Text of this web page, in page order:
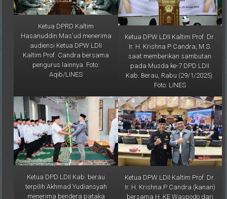
Ketua DPRD Kaltim
Hasanuddin Mas'ud menerima
audiensi Ketua DPW LDII
Kaltim Prof. Candra bersama
pengurus lainnya. Foto:
Aqib/LINES
Ketua DPW LDII Kaltim Prof. Dr.
Ir. H. Krishna P Candra, M.S.
saat memberikan sambutan
pada Musda ke-7 DPD LDII
Kab. Berau, Rabu (29/1/2025).
Foto: LINES
Ketua DPD LDII Kab. berau
terpilih Akhmad Yudiansyah
menerima bendera pataka
Ketua DPW LDII Kaltim Prof. Dr.
Ir. H. Krishna P Candra (kanan)
bersama H. KE Waspodo dari